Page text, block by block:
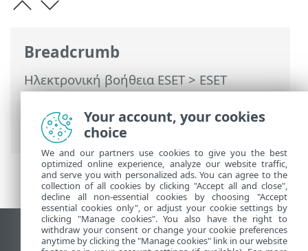
Breadcrumb
Ηλεκτρονική βοήθεια ESET>ESET
PROTECT On-Prem>Έναρξη>Κονσόλα
διαδικτύου ESET PROTECT > Ρυθμίσεις
χρήστη
Προβολή ιστότοπου επιφάνειας εργασίας
Your account, your cookies
choice
We and our partners use cookies to give you the best
optimized online experience, analyze our website traffic,
and serve you with personalized ads. You can agree to the
collection of all cookies by clicking "Accept all and close",
decline all non-essential cookies by choosing "Accept
essential cookies only", or adjust your cookie settings by
clicking "Manage cookies". You also have the right to
withdraw your consent or change your cookie preferences
anytime by clicking the "Manage cookies" link in our website